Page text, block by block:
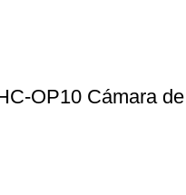
OP10 Cámara